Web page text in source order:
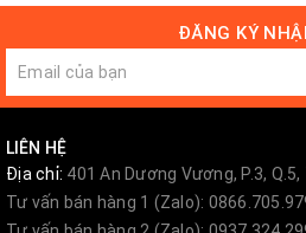
ĐĂNG KÝ
LIÊN HỆ
Địa chỉ: 401 An Dương Vương, P.3, Q.5,
Tư vấn bán hàng 1 (Zalo):